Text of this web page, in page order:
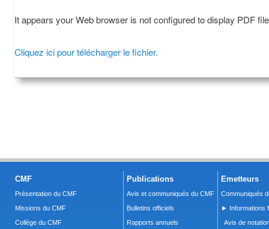
It appears your Web browser is not configured to display PDF
Cliquez ici pour télécharger le fichier.
CMF
Présentation du CMF
Missions du CMF
Collège du CMF
Publications
Avis et communiqués du CMF
Bulletins officiels
Rapports annuels
Emetteurs
Communiqués
► Informations
Avis de